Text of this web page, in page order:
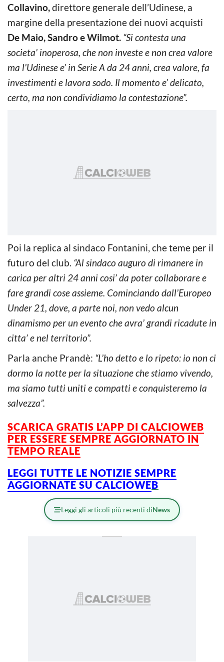
Collavino,direttore generale dell’Udinese, a
margine della presentazione dei nuovi acquisti
De Maio, Sandro e Wilmot. “Si contesta una
societa’ inoperosa, che non investe e non crea valore
ma l’Udinese e’ in Serie A da 24 anni, crea valore, fa
investimenti e lavora sodo. Il momento e’ delicato,
certo, ma non condividiamo la contestazione”.
Poi la replica al sindaco Fontanini, che teme per il
futuro del club. “Al sindaco auguro di rimanere in
carica per altri 24 anni cosi’ da poter collaborare e
fare grandi cose assieme. Cominciando dall’Europeo
Under 21, dove, a parte noi, non vedo alcun
dinamismo per un evento che avra’ grandi ricadute in
citta’ e nel territorio”.
Parla anche Prandè: “L’ho detto e lo ripeto: io non ci
dormo la notte per la situazione che stiamo vivendo,
ma siamo tutti uniti e compatti e conquisteremo la
salvezza”.
SCARICA GRATIS L’APP DI CALCIOWEB
PER ESSERE SEMPRE AGGIORNATO IN
TEMPO REALE
LEGGI TUTTE LE NOTIZIE SEMPRE
AGGIORNATE SU CALCIOWEB
Leggi gli articoli più recenti diNews